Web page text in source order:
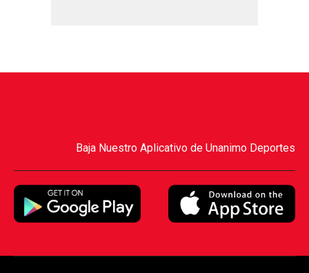
Baja Nuestro Aplicativo de Unanimo Deportes